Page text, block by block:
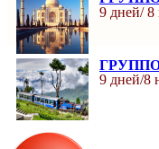
9 дней/ 8
9 дней/8